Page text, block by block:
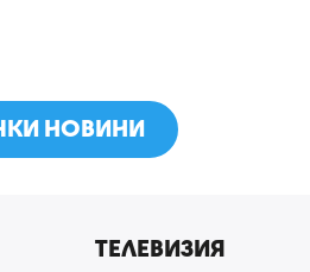
НОВИНИ
ТЕЛЕВИЗИЯ